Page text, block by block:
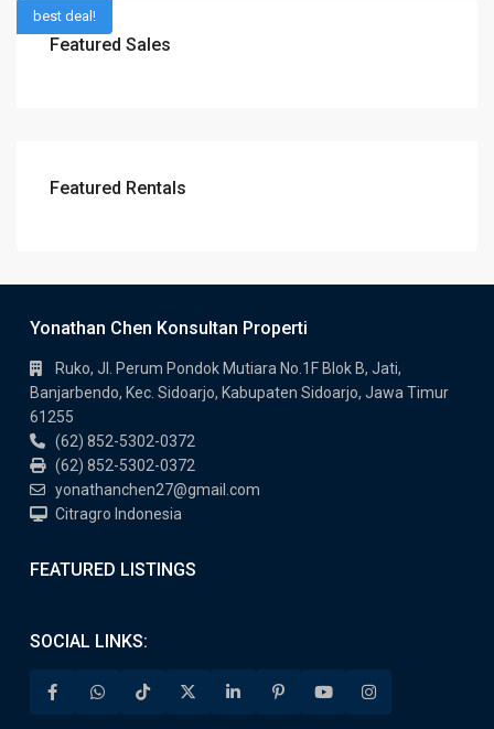
best deal!
Featured Sales
Featured Rentals
Yonathan Chen Konsultan Properti
Ruko, Jl. Perum Pondok Mutiara No.1F Blok B, Jati,
Banjarbendo, Kec. Sidoarjo, Kabupaten Sidoarjo, Jawa Timur
61255
(62) 852-5302-0372
(62) 852-5302-0372
yonathanchen27@gmail.com
Citragro Indonesia
FEATURED LISTINGS
SOCIAL LINKS: